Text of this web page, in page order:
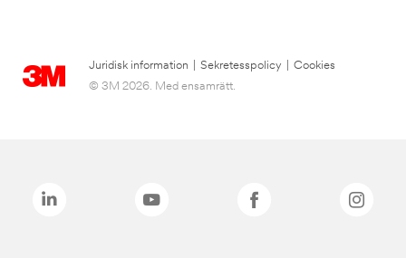
Juridisk information Sekretesspolicy
Cookies
© 3M 2026. Med ensamrätt.